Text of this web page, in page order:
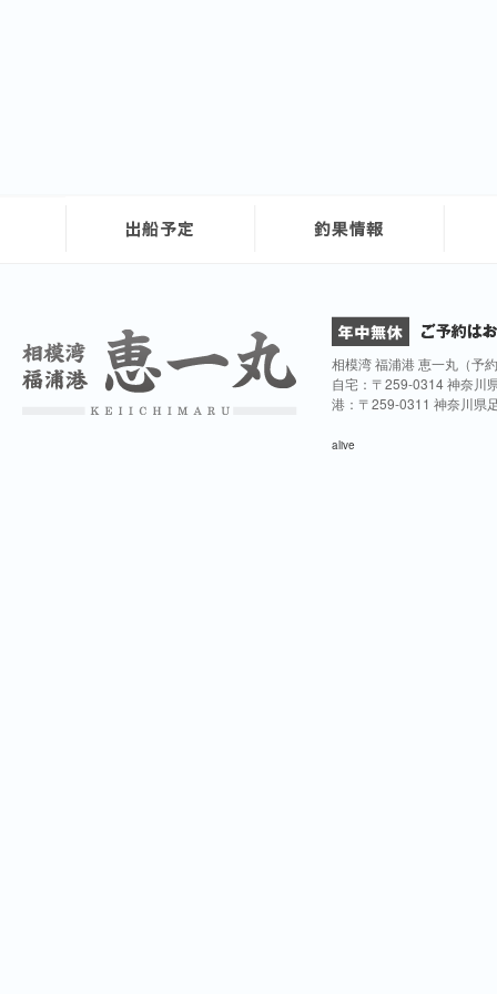
相模湾 福浦港 恵一丸（予
自宅：〒259-0314 神奈川
港：〒259-0311 神奈川県
alive